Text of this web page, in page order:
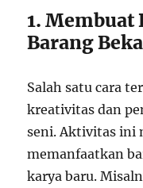
1. Membuat
Barang
Salah satu cara
kreativitas dan
seni. Aktivitas ini
memanfaatkan
karya baru.